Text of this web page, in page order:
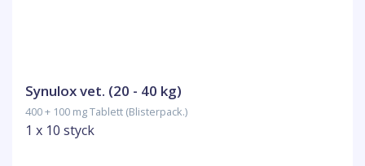
Synulox vet. (20 - 40 kg)
400 + 100 mg Tablett (Blisterpack.)
1 x 10 styck